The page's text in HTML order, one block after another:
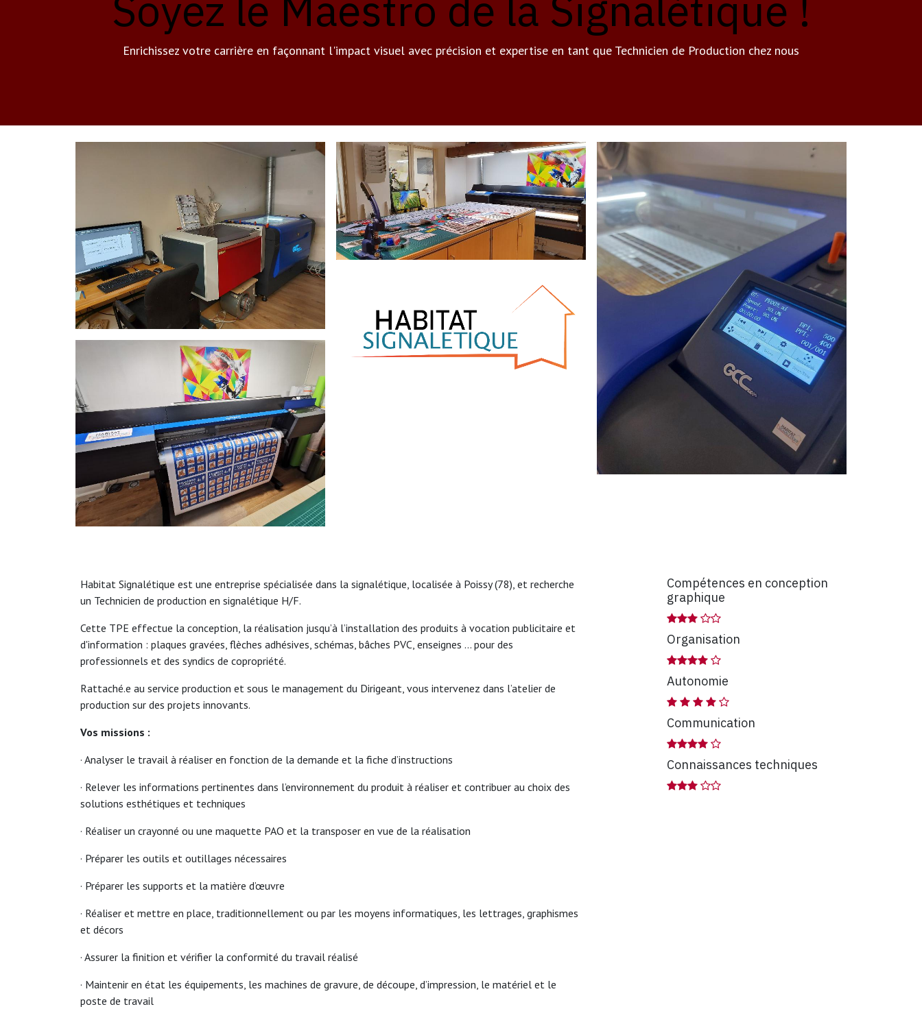
Enrichissez votre carrière en façonnant l'impact visuel avec précision et expertise en tant que Technicien de Production chez nous
Habitat Signalétique est une entreprise spécialisée dans la signalétique, localisée à Poissy (78), et recherche
un Technicien de production en signalétique H/F.
Cette TPE effectue la conception, la réalisation jusqu’à l’installation des produits à vocation publicitaire et
d'information : plaques gravées, flèches adhésives, schémas, bâches PVC, enseignes … pour des
professionnels et des syndics de copropriété.
Rattaché.e au service production et sous le management du Dirigeant, vous intervenez dans l’atelier de
production sur des projets innovants.
Vos missions :
· Analyser le travail à réaliser en fonction de la demande et la fiche d’instructions
· Relever les informations pertinentes dans l’environnement du produit à réaliser et contribuer au choix des
solutions esthétiques et techniques
· Réaliser un crayonné ou une maquette PAO et la transposer en vue de la réalisation
· Préparer les outils et outillages nécessaires
· Préparer les supports et la matière d’œuvre
· Réaliser et mettre en place, traditionnellement ou par les moyens informatiques, les lettrages, graphismes
et décors
· Assurer la finition et vérifier la conformité du travail réalisé
· Maintenir en état les équipements, les machines de gravure, de découpe, d’impression, le matériel et le
poste de travail
Compétences en conception
graphique
Organisation
Autonomie
Communication
Connaissances techniques